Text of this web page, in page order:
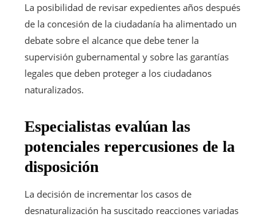
La posibilidad de revisar expedientes años después
de la concesión de la ciudadanía ha alimentado un
debate sobre el alcance que debe tener la
supervisión gubernamental y sobre las garantías
legales que deben proteger a los ciudadanos
naturalizados.
Especialistas evalúan las
potenciales repercusiones de la
disposición
La decisión de incrementar los casos de
desnaturalización ha suscitado reacciones variadas